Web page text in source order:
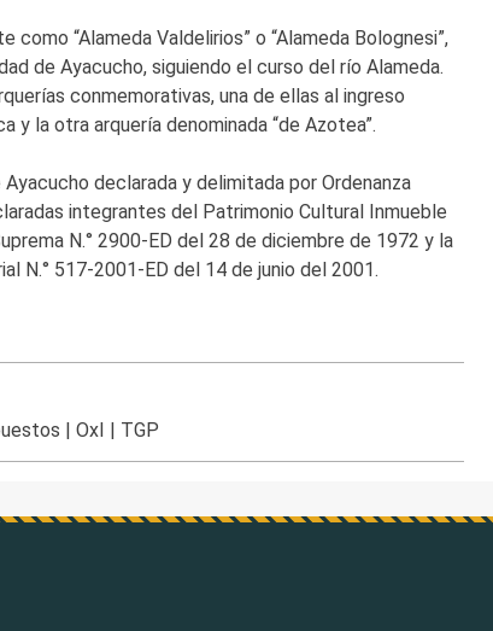
“Alameda Valdelirios” o “Alameda Bolognesi”,
de Ayacucho, siguiendo el curso del río Alameda.
conmemorativas, una de ellas al ingreso
y la otra arquería denominada “de Azotea”.
declarada y delimitada por Ordenanza
integrantes del Patrimonio Cultural Inmueble
N.° 2900-ED del 28 de diciembre de 1972 y la
N.° 517-2001-ED del 14 de junio del 2001.
|OxI TGP